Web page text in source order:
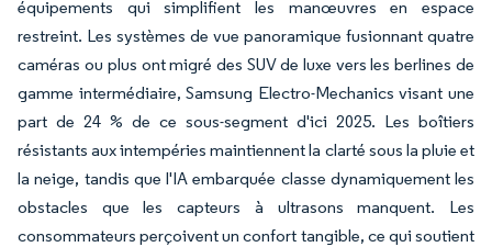
équipements qui simplifient les manœuvres en espace
restreint. Les systèmes de vue panoramique fusionnant quatre
caméras ou plus ont migré des SUV de luxe vers les berlines de
gamme intermédiaire, Samsung Electro-Mechanics visant une
part de 24 % de ce sous-segment d'ici 2025. Les boîtiers
résistants aux intempéries maintiennent la clarté sous la pluie et
la neige, tandis que l'IA embarquée classe dynamiquement les
obstacles que les capteurs à ultrasons manquent. Les
consommateurs perçoivent un confort tangible, ce qui soutient